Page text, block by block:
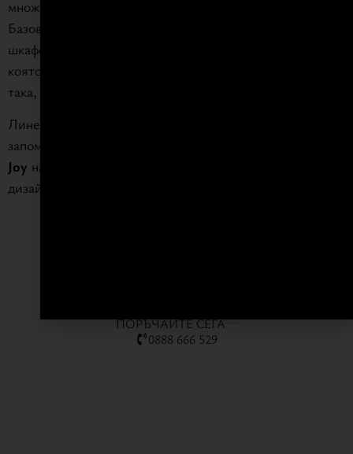
множество възможности за персонализация.
Базови модули с отворен дизайн, високи и стенни
шкафове създават игра на пълно и празно пространство,
която ви позволява да подредите аксесоари и прибори
така, както на вас ви е най-удобно.
Линейната семплост се допълва от елегантен и
запомнящ се акцент – вграден алуминиев улей в модела
Joy на вратата, който придава уникална идентичност на
дизайна.
ПОРЪЧАЙТЕ СЕГА
0888 666 529